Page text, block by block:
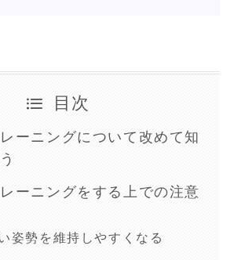
目次
レーニングについて改めて知
レーニングをする上での注意
姿勢を維持しやすくなる